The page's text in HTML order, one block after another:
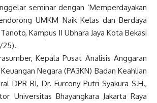
seminar dengan ‘Memperdayakan
UMKM Naik Kelas dan Berdaya
Kampus II Ubhara Jaya Kota Bekasi
25).
Kepala Pusat Analisis Anggaran
Negara (PA3KN) Badan Keahlian
DPR RI, Dr. Furcony Putri Syakura S.H.,
Universitas Bhayangkara Jakarta Raya